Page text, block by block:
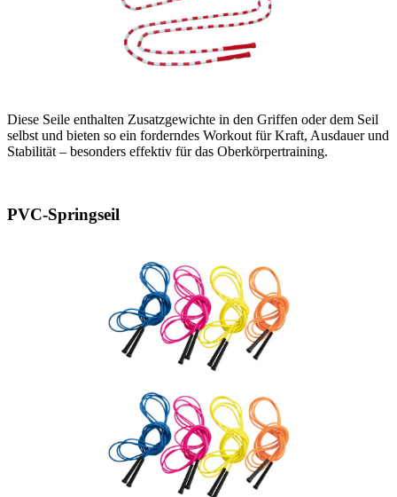
Diese Seile enthalten Zusatzgewichte in den Griffen oder dem Seil
selbst und bieten so ein forderndes Workout für Kraft, Ausdauer und
Stabilität – besonders effektiv für das Oberkörpertraining.
PVC-Springseil